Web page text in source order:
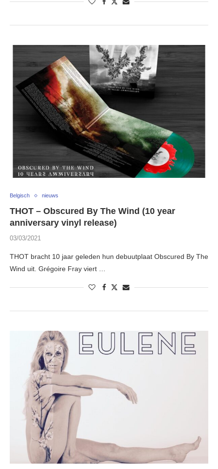
Belgisch nieuws
THOT – Obscured By The Wind (10 year
anniversary vinyl release)
03/03/2021
THOT bracht 10 jaar geleden hun debuutplaat Obscured By The
Wind uit. Grégoire Fray viert …